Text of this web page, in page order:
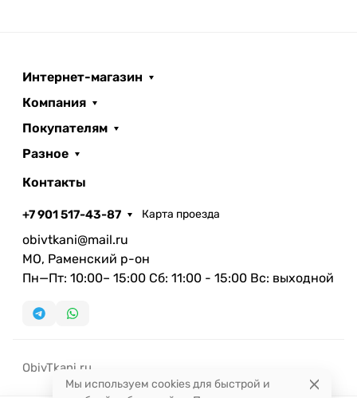
Интернет-магазин
Компания
Покупателям
Разное
Контакты
+7 901 517-43-87 Карта проезда
obivtkani@mail.ru
МО, Раменский р-он
Пн—Пт: 10:00– 15:00 Сб: 11:00 - 15:00 Вс: выходной
ObivTkani.ru
Мы используем cookies для быстрой и